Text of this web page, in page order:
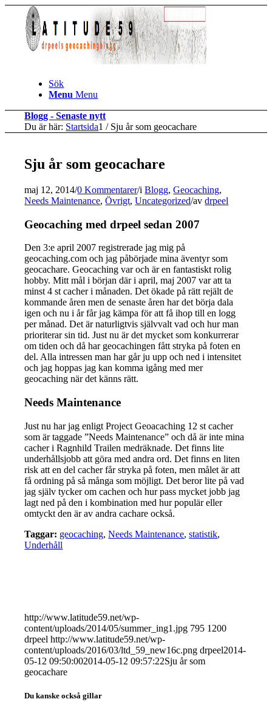
Sök
Menu Menu
Blogg - Senaste nytt
Du är här: Startsida1 / Sju år som geocachare
Sju år som geocachare
maj 12, 2014/0 Kommentarer/iBlogg,Geocaching,
Needs Maintenance,Övrigt,Uncategorized/avdrpeel
Geocaching med drpeel sedan 2007
Den 3:e april 2007 registrerade jag mig på
geocaching.com och jag påbörjade mina äventyr som
geocachare. Geocaching var och är en fantastiskt rolig
hobby. Mitt mål i början där i april, maj 2007 var att ta
minst 4 st cacher i månaden. Det ökade på rätt rejält de
kommande åren men de senaste åren har det börja dala
igen och nu i år får jag kämpa för att få ihop till en logg
per månad. Det är naturligtvis självvalt vad och hur man
prioriterar sin tid. Just nu är det mycket som konkurrerar
om tiden och då har geocachingen fått stryka på foten en
del. Alla intressen man har går ju upp och ned i intensitet
och jag hoppas jag kan komma igång med mer
geocaching när det känns rätt.
Needs Maintenance
Just nu har jag enligt Project Geoacaching 12 st cacher
som är taggade ”Needs Maintenance” och då är inte mina
cacher i Ragnhild Trailen medräknade. Det finns lite
underhållsjobb att göra med andra ord. Det finns en liten
risk att en del cacher får stryka på foten, men målet är att
få ordning på så många som möjligt. Det beror lite på vad
jag själv tycker om cachen och hur pass mycket jobb jag
lagt ned på den i kombination med hur populär eller
omtyckt den är av andra cachare också.
Taggar: geocaching,Needs Maintenance,statistik,
Underhåll
http://www.latitude59.net/wp-
content/uploads/2014/05/summer_ing1.jpg 795 1200
drpeel http://www.latitude59.net/wp-
content/uploads/2016/03/ltd_59_new16c.png drpeel2014-
05-12 09:50:002014-05-12 09:57:22Sju år som
geocachare
Du kanske också gillar